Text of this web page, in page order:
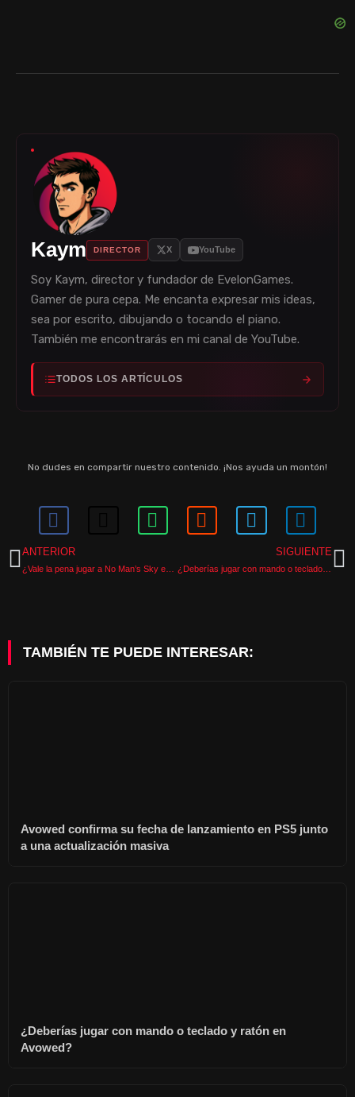
Kaym DIRECTOR X YouTube
Soy Kaym, director y fundador de EvelonGames.
Gamer de pura cepa. Me encanta expresar mis ideas,
sea por escrito, dibujando o tocando el piano.
También me encontrarás en mi canal de YouTube.
TODOS LOS ARTÍCULOS
No dudes en compartir nuestro contenido. ¡Nos ayuda un montón!
ANTERIOR SIGUIENTE
¿Deberías jugar con mando o teclado y ratón en Avowed?
TAMBIÉN TE PUEDE INTERESAR:
Avowed confirma su fecha de lanzamiento en PS5 junto
a una actualización masiva
¿Deberías jugar con mando o teclado y ratón en
Avowed?